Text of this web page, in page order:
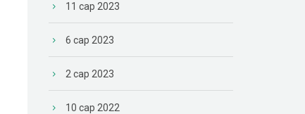
11 сар 2023
6 сар 2023
2 сар 2023
10 сар 2022